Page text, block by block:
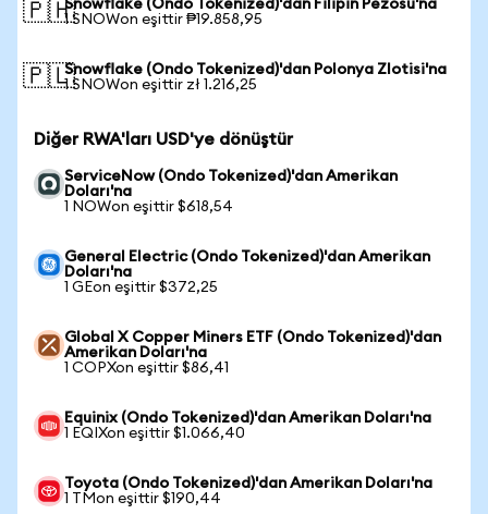
🇵🇭Snowflake (Ondo Tokenized)'dan Filipin Pezosu'na
1 SNOWon eşittir ₱19.858,95
🇵🇱Snowflake (Ondo Tokenized)'dan Polonya Zlotisi'na
1 SNOWon eşittir zł 1.216,25
Diğer RWA'ları USD'ye dönüştür
ServiceNow (Ondo Tokenized)'dan Amerikan
Doları'na
1 NOWon eşittir $618,54
General Electric (Ondo Tokenized)'dan Amerikan
Doları'na
1 GEon eşittir $372,25
Global X Copper Miners ETF (Ondo Tokenized)'dan
Amerikan Doları'na
1 COPXon eşittir $86,41
Equinix (Ondo Tokenized)'dan Amerikan Doları'na
1 EQIXon eşittir $1.066,40
Toyota (Ondo Tokenized)'dan Amerikan Doları'na
1 TMon eşittir $190,44